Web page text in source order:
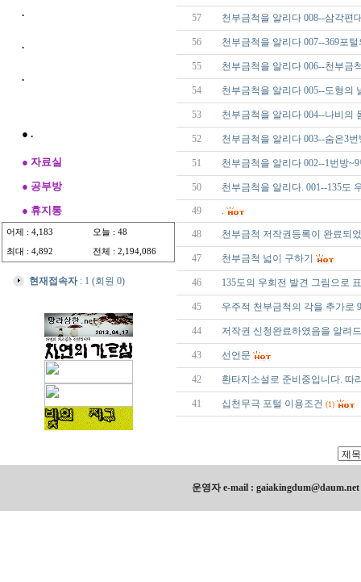
.
.
.
● .
● 자료실
● 공부방
● 휴지통
어제 : 4,183 오늘 : 48
최대 : 4,892 전체 : 2,194,086
현재접속자: 1 (회원 0)
57 천부금척을 알리다 008--삼각편
56 천부금척을 알리다 007--369포
55 천부금척을 알리다 006--천부금
54 천부금척을 알리다 005--도형의
53 천부금척을 알리다 004--나비의
52 천부금척을 알리다 003--숨은3
51 천부금척을 알리다 002--1번방
50 천부금척을 알리다. 001--135도
49 .
48 천부금척 저작권등록이 완료되
47 천부금척 넓이 구하기
46 135도의 우회전 발견 그림으로
45 우주적 천부금척의 각을 추가로
44 저작권 신청완료하였음을 알려
43 선언문
42 환타지소설로 준비중입니다. 따
41 십천무극 포털 이용조건 (1)
운영자 e-mail :